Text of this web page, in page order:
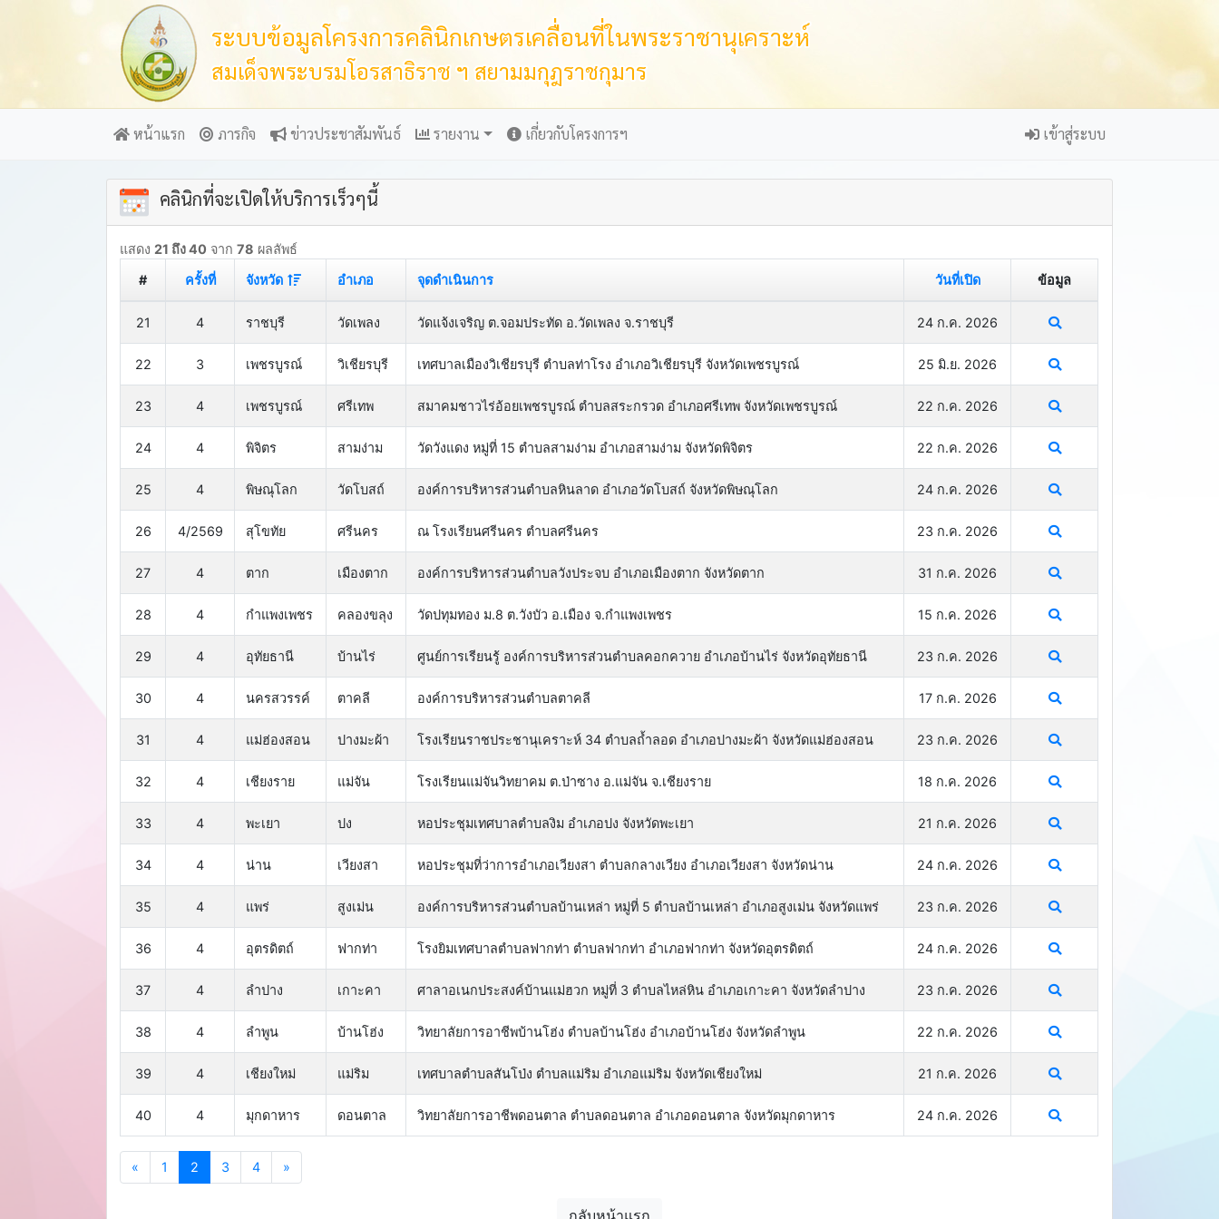
ระบบข้อมูลโครงการคลินิกเกษตรเคลื่อนที่ในพระราชานุเคราะห์
สมเด็จพระบรมโอรสาธิราช ฯ สยามมกุฎราชกุมาร
หน้าแรก ภารกิจ ข่าวประชาสัมพันธ์ รายงาน เกี่ยวกับโครงการฯ เข้าสู่ระบบ
คลินิกที่จะเปิดให้บริการเร็วๆนี้
แสดง 21 ถึง 40 จาก78 ผลลัพธ์
#
ครั้งที่ จังหวัด อำเภอ จุดดำเนินการ วันที่เปิด ข้อมูล
21 4 ราชบุรี วัดเพลง วัดแจ้งเจริญ ต.จอมประทัด อ.วัดเพลง จ.ราชบุรี 24 ก.ค. 2026
22 3 เพชรบูรณ์ วิเชียรบุรี เทศบาลเมืองวิเชียรบุรี ตำบลท่าโรง อำเภอวิเชียรบุรี จังหวัดเพชรบูรณ์ 25 มิ.ย. 2026
23 4 เพชรบูรณ์ ศรีเทพ สมาคมชาวไร่อ้อยเพชรบูรณ์ ตำบลสระกรวด อำเภอศรีเทพ จังหวัดเพชรบูรณ์ 22 ก.ค. 2026
24 4 พิจิตร สามง่าม วัดวังแดง หมู่ที่ 15 ตำบลสามง่าม อำเภอสามง่าม จังหวัดพิจิตร 22 ก.ค. 2026
25 4 พิษณุโลก วัดโบสถ์ องค์การบริหารส่วนตำบลหินลาด อำเภอวัดโบสถ์ จังหวัดพิษณุโลก 24 ก.ค. 2026
26 4/2569 สุโขทัย ศรีนคร ณ โรงเรียนศรีนคร ตำบลศรีนคร 23 ก.ค. 2026
27 4 ตาก เมืองตาก องค์การบริหารส่วนตำบลวังประจบ อำเภอเมืองตาก จังหวัดตาก 31 ก.ค. 2026
28 4 กำแพงเพชร คลองขลุง วัดปทุมทอง ม.8 ต.วังบัว อ.เมือง จ.กำแพงเพชร 15 ก.ค. 2026
29 4 อุทัยธานี บ้านไร่ ศูนย์การเรียนรู้ องค์การบริหารส่วนตำบลคอกควาย อำเภอบ้านไร่ จังหวัดอุทัยธานี 23 ก.ค. 2026
30 4 นครสวรรค์ ตาคลี องค์การบริหารส่วนตำบลตาคลี 17 ก.ค. 2026
31 4 แม่ฮ่องสอน ปางมะผ้า โรงเรียนราชประชานุเคราะห์ 34 ตำบลถ้ำลอด อำเภอปางมะผ้า จังหวัดแม่ฮ่องสอน 23 ก.ค. 2026
32 4 เชียงราย แม่จัน โรงเรียนแม่จันวิทยาคม ต.ป่าซาง อ.แม่จัน จ.เชียงราย 18 ก.ค. 2026
33 4 พะเยา ปง หอประชุมเทศบาลตำบลงิม อำเภอปง จังหวัดพะเยา 21 ก.ค. 2026
34 4 น่าน เวียงสา หอประชุมที่ว่าการอำเภอเวียงสา ตำบลกลางเวียง อำเภอเวียงสา จังหวัดน่าน 24 ก.ค. 2026
35 4 แพร่ สูงเม่น องค์การบริหารส่วนตำบลบ้านเหล่า หมู่ที่ 5 ตำบลบ้านเหล่า อำเภอสูงเม่น จังหวัดแพร่ 23 ก.ค. 2026
36 4 อุตรดิตถ์ ฟากท่า โรงยิมเทศบาลตำบลฟากท่า ตำบลฟากท่า อำเภอฟากท่า จังหวัดอุตรดิตถ์ 24 ก.ค. 2026
37 4 ลำปาง เกาะคา ศาลาอเนกประสงค์บ้านแม่ฮวก หมู่ที่ 3 ตำบลไหล่หิน อำเภอเกาะคา จังหวัดลำปาง 23 ก.ค. 2026
38 4 ลำพูน บ้านโฮ่ง วิทยาลัยการอาชีพบ้านโฮ่ง ตำบลบ้านโฮ่ง อำเภอบ้านโฮ่ง จังหวัดลำพูน 22 ก.ค. 2026
39 4 เชียงใหม่ แม่ริม เทศบาลตำบลสันโป่ง ตำบลแม่ริม อำเภอแม่ริม จังหวัดเชียงใหม่ 21 ก.ค. 2026
40 4 มุกดาหาร ดอนตาล วิทยาลัยการอาชีพดอนตาล ตำบลดอนตาล อำเภอดอนตาล จังหวัดมุกดาหาร 24 ก.ค. 2026
« 1 2 3 4 »
กลับหน้าแรก